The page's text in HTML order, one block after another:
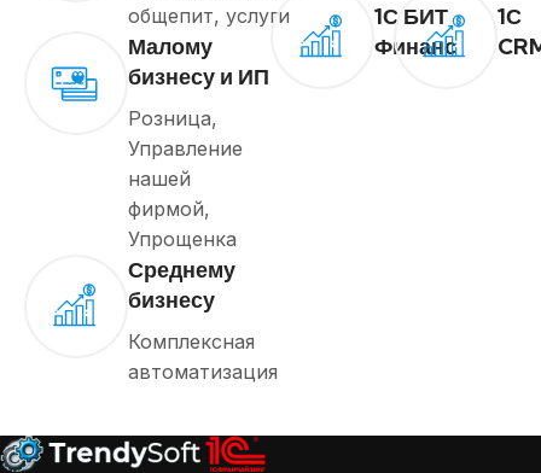
общепит, услуги
Малому
бизнесу и ИП
Розница,
Управление
нашей
фирмой,
Упрощенка
Среднему
бизнесу
Комплексная
автоматизация
1С БИТ
Финанс
1С